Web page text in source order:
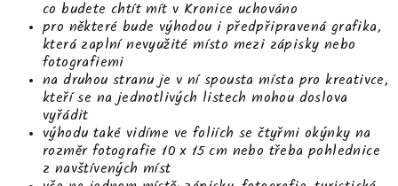
co budete chtít mít v Kronice uchováno
pro některé bude výhodou i předpřipravená grafika,
která zaplní nevyužité místo mezi zápisky nebo
fotografiemi
na druhou stranu je v ní spousta místa pro kreativce,
kteří se na jednotlivých listech mohou doslova
vyřádit
výhodu také vidíme ve foliích se čtyřmi okýnky na
rozměr fotografie 10 x 15 cm nebo třeba pohlednice
z navštívených míst